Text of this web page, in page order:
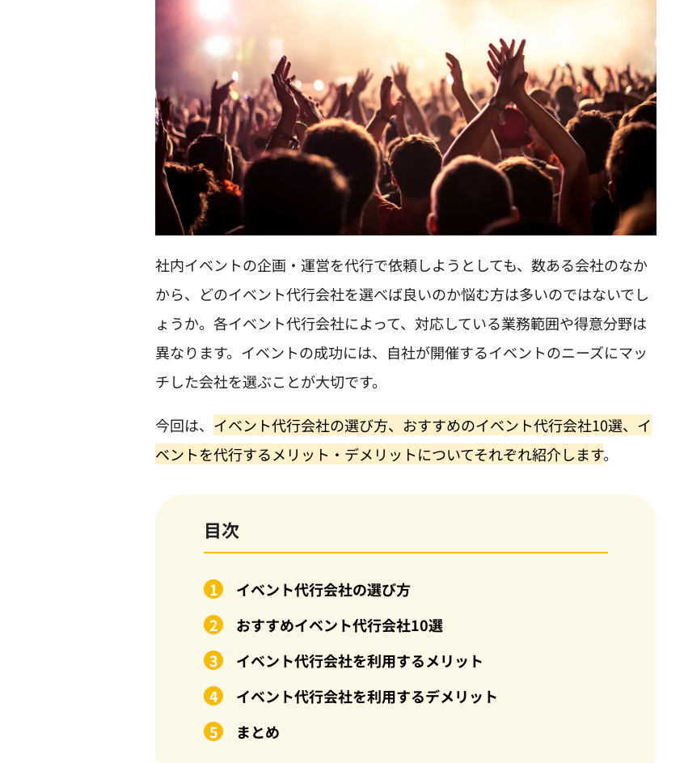
社内イベントの企画・運営を代行で依頼しようとしても、数ある会社のなか
から、どのイベント代行会社を選べば良いのか悩む方は多いのではないでし
ょうか。各イベント代行会社によって、対応している業務範囲や得意分野は
異なります。イベントの成功には、自社が開催するイベントのニーズにマッ
チした会社を選ぶことが大切です。
今回は、 イベント代行会社の選び方、おすすめのイベント代行会社10選、イ
ベントを代行するメリット・デメリットについてそれぞれ紹介します。
目次
イベント代行会社の選び方
おすすめイベント代行会社10選
イベント代行会社を利用するメリット
イベント代行会社を利用するデメリット
まとめ